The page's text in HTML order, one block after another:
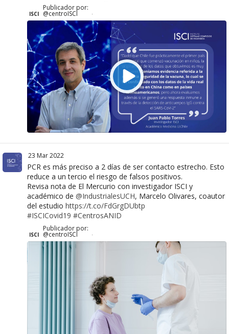
ISCI
Publicador por:
@centroISCI ·
23 Mar 2022
PCR es más preciso a 2 días de ser contacto estrecho. Esto
reduce a un tercio el riesgo de falsos positivos.
Revisa nota de El Mercurio con investigador ISCI y
académico de @IndustrialesUCH, Marcelo Olivares, coautor
del estudio https://t.co/FdGrgDUbtp
#ISCICovid19 #CentrosANID
ISCI
Publicador por:
@centroISCI ·